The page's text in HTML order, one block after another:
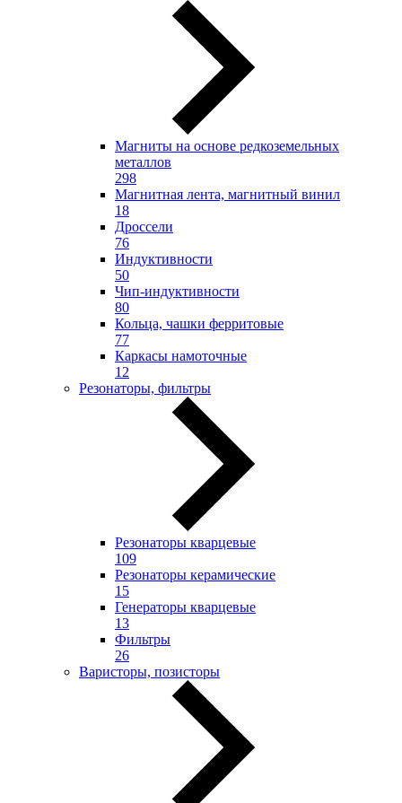
Магниты на основе редкоземельных
металлов
298
Магнитная лента, магнитный винил
18
Дроссели
76
Индуктивности
50
Чип-индуктивности
80
Кольца, чашки ферритовые
77
Каркасы намоточные
12
Резонаторы, фильтры
Резонаторы кварцевые
109
Резонаторы керамические
15
Генераторы кварцевые
13
Фильтры
26
Варисторы, позисторы